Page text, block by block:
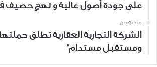
على جودة أصول عالية و نهجٍ حصيف في
منذ يومين
الشركة التجارية العقارية تطلق
ومستقبل مستدام”